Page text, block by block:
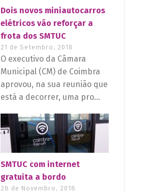
Dois novos miniautocarros
elétricos vão reforçar a
frota dos SMTUC
21 de Setembro, 2018
O executivo da Câmara
Municipal (CM) de Coimbra
aprovou, na sua reunião que
está a decorrer, uma pro...
SMTUC com internet
gratuita a bordo
28 de Novembro, 2018